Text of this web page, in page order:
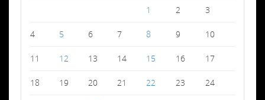
1
2 3
4 5 6 7 8 9 10
11 12 13 14 15 16 17
18 19 20 21 22 23 24